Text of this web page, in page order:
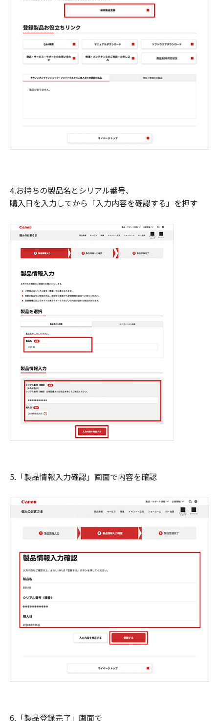
4.お持ちの製品名とシリアル番号、
購入日を入力してから「入力内容を確認する」を押す
5.「製品情報入力確認」画面で内容を確認
6.「製品登録完了」画面で